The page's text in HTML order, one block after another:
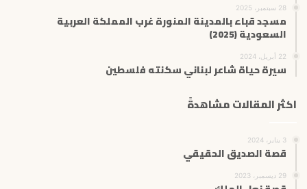
28 سبتمبر، 2025
مسجد قباء بالمدينة المنورة غرب المملكة العربية
السعودية (2025)
22 أبريل، 2024
سيرة حياة شاعر لبناني سكنته فلسطين
اكثر المقالات مشاهدةً
3 يناير، 2024
قصة الصديق الحقيقي
29 ديسمبر، 2023